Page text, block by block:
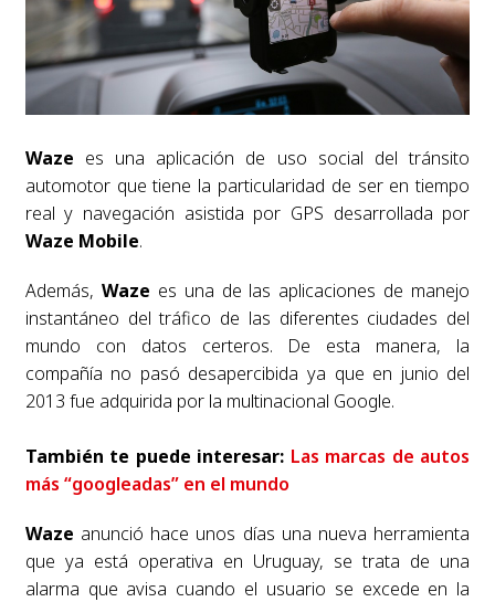
Waze es una aplicación de uso social del tránsito
automotor que tiene la particularidad de ser en tiempo
real y navegación asistida por GPS desarrollada por
Waze Mobile.
Además, Waze es una de las aplicaciones de manejo
instantáneo del tráfico de las diferentes ciudades del
mundo con datos certeros. De esta manera, la
compañía no pasó desapercibida ya que en junio del
2013 fue adquirida por la multinacional Google.
También te puede interesar: Las marcas de autos
más “googleadas” en el mundo
Waze anunció hace unos días una nueva herramienta
que ya está operativa en Uruguay, se trata de una
alarma que avisa cuando el usuario se excede en la